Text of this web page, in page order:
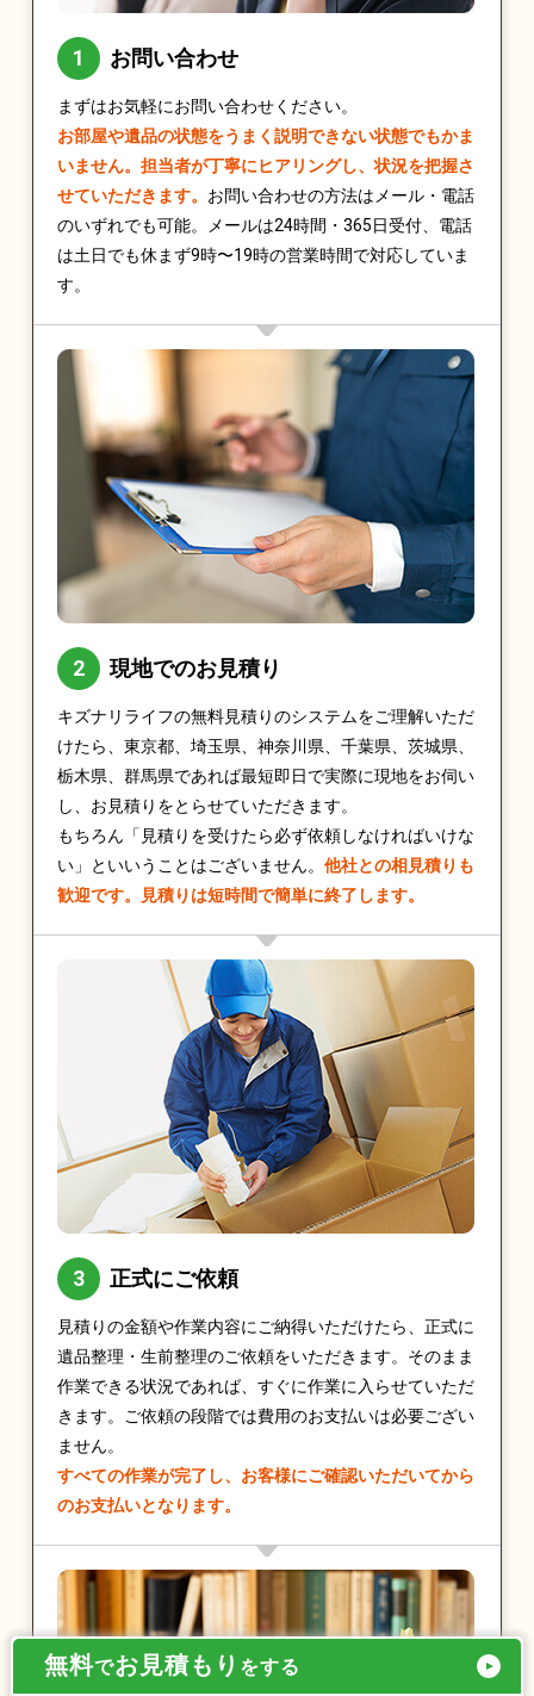
お問い合わせ
まずはお気軽にお問い合わせください。
お部屋や遺品の状態をうまく説明できない状態でもかま
いません。担当者が丁寧にヒアリングし、状況を把握さ
せていただきます。 お問い合わせの方法はメール・電話
のいずれでも可能。メールは24時間・365日受付、電話
は土日でも休まず9時〜19時の営業時間で対応していま
す。
現地でのお見積り
キズナリライフの無料見積りのシステムをご理解いただ
けたら、東京都、埼玉県、神奈川県、千葉県、茨城県、
栃木県、群馬県であれば最短即日で実際に現地をお伺い
し、お見積りをとらせていただきます。
もちろん「見積りを受けたら必ず依頼しなければいけな
い」といいうことはございません。 他社との相見積りも
歓迎です。見積りは短時間で簡単に終了します。
正式にご依頼
見積りの金額や作業内容にご納得いただけたら、正式に
遺品整理・生前整理のご依頼をいただきます。そのまま
作業できる状況であれば、すぐに作業に入らせていただ
きます。ご依頼の段階では費用のお支払いは必要ござい
ません。
すべての作業が完了し、お客様にご確認いただいてから
のお支払いとなります。
無料でお見積もり をする